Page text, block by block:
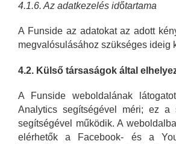
4.1.6. Az adatkezelés időtartama
A Funside az adatokat az adott
megvalósulásához szükséges ideig
4.2. Külső társaságok által
A Funside weboldalának
Analytics segítségével méri; ez a
segítségével működik. A
elérhetők a Facebook- és a